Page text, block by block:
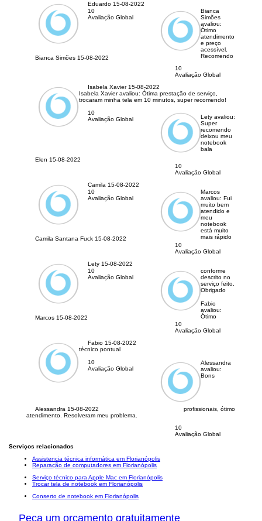
Eduardo 15-08-2022
10
Avaliação Global
Bianca Simões 15-08-2022
Bianca
Simões
avaliou:
Ótimo
atendimento
e preço
acessível.
Recomendo
10
Avaliação Global
Isabela Xavier 15-08-2022
Isabela Xavier avaliou: Ótima prestação de serviço,
trocaram minha tela em 10 minutos, super recomendo!
10
Avaliação Global
Elen 15-08-2022
10
Avaliação Global
Camila 15-08-2022
10
Avaliação Global
Camila Santana Fuck 15-08-2022
10
Avaliação Global
Lety 15-08-2022
Lety avaliou:
Super
recomendo
deixou meu
notebook
bala
10
Avaliação Global
Marcos 15-08-2022
Marcos
avaliou:Fui
muito bem
atendido e
meu
notebook
está muito
mais rápido
conforme
descrito no
serviço feito.
Obrigado
10
Avaliação Global
Fabio 15-08-2022
Fabio
avaliou:
Ótimo
técnico pontual
10
Avaliação Global
Alessandra 15-08-2022
Alessandra
avaliou:
Bons
profissionais, ótimo
atendimento. Resolveram meu problema.
10
Avaliação Global
Serviços relacionados
Assistencia técnica informática em Florianópolis
Reparação de computadores em Florianópolis
Serviço técnico para Apple Mac em Florianópolis
Trocar tela de notebook em Florianópolis
Conserto de notebook em Florianópolis
Peça um orçamento gratuitamente